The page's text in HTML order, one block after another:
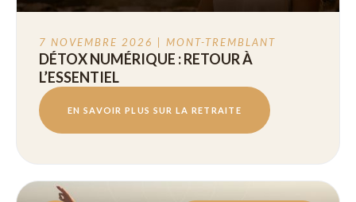
7 NOVEMBRE 2026 | MONT-TREMBLANT
DÉTOX NUMÉRIQUE : RETOUR À
L’ESSENTIEL
EN SAVOIR PLUS SUR LA RETRAITE